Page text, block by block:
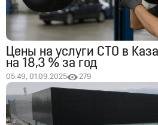
Цены на услуги СТО в
на 18,3 % за год
05:49, 01.09.2025 279